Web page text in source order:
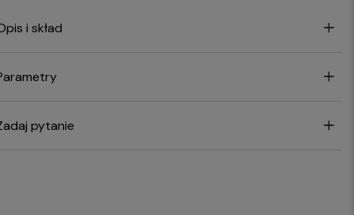
i skład
pytanie